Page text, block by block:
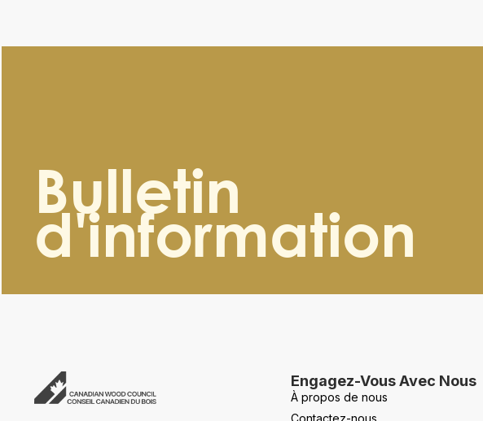
Bulletin
d'information
Engagez-Vous Avec Nous
À propos de nous